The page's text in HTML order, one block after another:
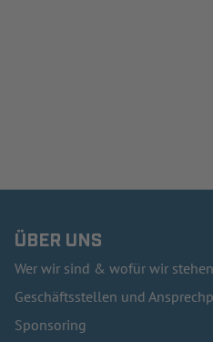
ÜBER UNS
Wer wir sind & wofür wir stehen
Geschäftsstellen und
Sponsoring